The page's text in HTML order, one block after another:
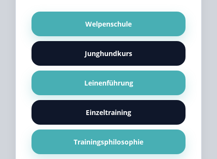
Welpenschule
Junghundkurs
Leinenführung
Einzeltraining
Trainingsphilosophie